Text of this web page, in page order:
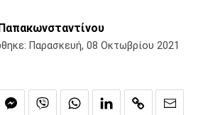
Παρασκευή, 08 Οκτωβρίου 2021